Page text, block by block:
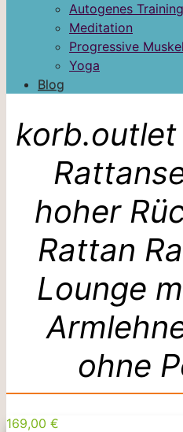
Autogenes Training
Meditation
Progressive
Yoga
Blog
hoher
Rattan
Lounge
ohne
169,00 €